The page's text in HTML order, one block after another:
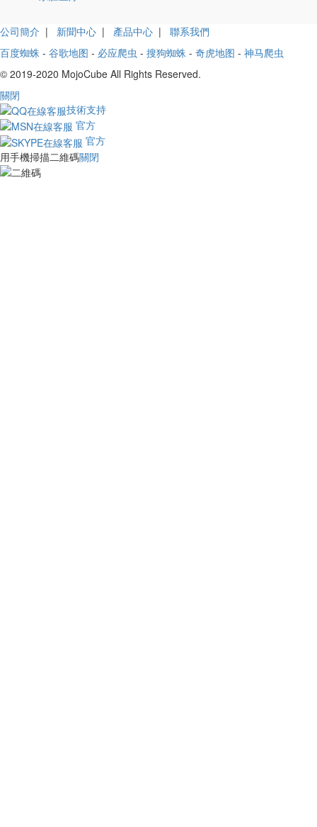
公司簡介 | 新聞中心 | 產品中心 | 聯系我們
百度蜘蛛 - 谷歌地图 - 必应爬虫 - 搜狗蜘蛛 - 奇虎地图 - 神马爬虫
© 2019-2020 MojoCube All Rights Reserved.
關閉
技術支持
官方
官方
用手機掃描二維碼關閉